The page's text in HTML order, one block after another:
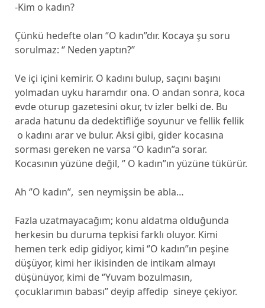
-Kim o kadın?
Çünkü hedefte olan ‘’O kadın”dır. Kocaya şu soru
sorulmaz: ‘’ Neden yaptın?’’
Ve içi içini kemirir. O kadını bulup, saçını başını
yolmadan uyku haramdır ona. O andan sonra, koca
evde oturup gazetesini okur, tv izler belki de. Bu
arada hatunu da dedektifliğe soyunur ve fellik fellik
o kadını arar ve bulur. Aksi gibi, gider kocasına
sorması gereken ne varsa ‘’O kadın”a sorar.
Kocasının yüzüne değil, ‘’ O kadın”ın yüzüne tükürür.
Ah ‘’O kadın’’, sen neymişsin be abla…
Fazla uzatmayacağım; konu aldatma olduğunda
herkesin bu duruma tepkisi farklı oluyor. Kimi
hemen terk edip gidiyor, kimi ‘’O kadın”ın peşine
düşüyor, kimi her ikisinden de intikam almayı
düşünüyor, kimi de ‘’Yuvam bozulmasın,
çocuklarımın babası’’ deyip affedip sineye çekiyor.